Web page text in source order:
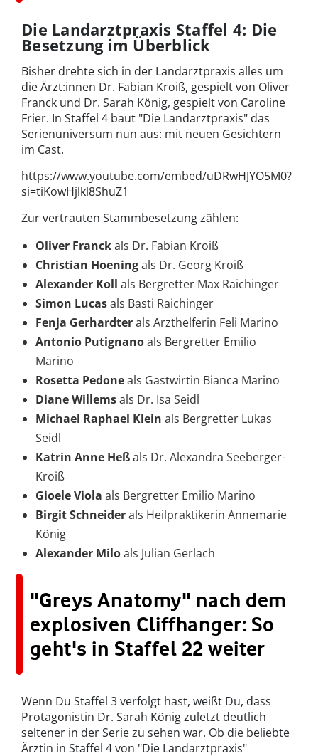
Die Landarztpraxis Staffel 4: Die
Besetzung im Überblick
Bisher drehte sich in der Landarztpraxis alles um
die Ärzt:innen Dr. Fabian Kroiß, gespielt von Oliver
Franck und Dr. Sarah König, gespielt von Caroline
Frier. In Staffel 4 baut "Die Landarztpraxis" das
Serienuniversum nun aus: mit neuen Gesichtern
im Cast.
https://www.youtube.com/embed/uDRwHJYO5M0?
si=tiKowHjlkl8ShuZ1
Zur vertrauten Stammbesetzung zählen:
Oliver Franckals Dr. Fabian Kroiß
Christian Hoeningals Dr. Georg Kroiß
Alexander Koll als Bergretter Max Raichinger
Simon Lucasals Basti Raichinger
Fenja Gerhardterals Arzthelferin Feli Marino
Antonio Putignanoals Bergretter Emilio
Marino
Rosetta Pedoneals Gastwirtin Bianca Marino
Diane Willemsals Dr. Isa Seidl
Michael Raphael Klein als Bergretter Lukas
Seidl
Katrin Anne Heßals Dr. Alexandra Seeberger-
Kroiß
Gioele Viola als Bergretter Emilio Marino
Birgit Schneiderals Heilpraktikerin Annemarie
König
Alexander Miloals Julian Gerlach
"Greys Anatomy" nach dem
explosiven Cliffhanger: So
geht's in Staffel 22 weiter
Wenn Du Staffel 3 verfolgt hast, weißt Du, dass
Protagonistin Dr. Sarah König zuletzt deutlich
seltener in der Serie zu sehen war. Ob die beliebte
Ärztin in Staffel 4 von "Die Landarztpraxis"